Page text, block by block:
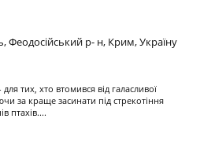
Феодосійський р- н, Крим, Україну
тих, хто втомився від галасливої
за краще засинати під стрекотіння
птахів....